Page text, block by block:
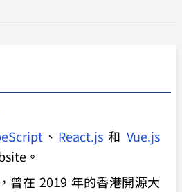
、 React.js 和 Vue.js
。
曾在 2019 年的香港開源大